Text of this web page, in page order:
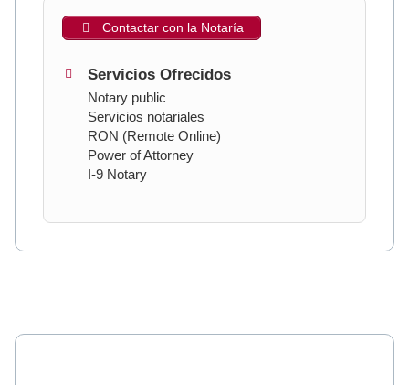
Contactar con la Notaría
Servicios Ofrecidos
Notary public
Servicios notariales
RON (Remote Online)
Power of Attorney
I-9 Notary